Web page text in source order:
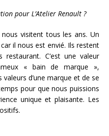
pour L’Atelier Renault ?
visitent tous les ans. Un
il nous est envié. Ils restent
C’est une valeur
« bain de marque »,
d’une marque et de se
pour que nous puissions
unique et plaisante. Les